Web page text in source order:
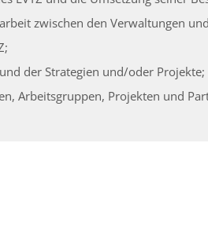
zwischen den Verwaltungen
der Strategien und/oder Projekte;
Arbeitsgruppen, Projekten und